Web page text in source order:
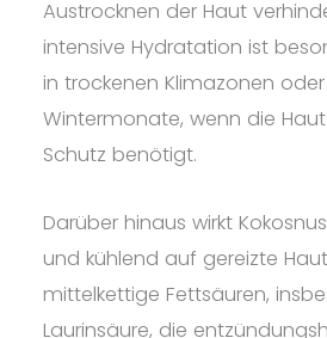
Austrocknen der Haut
intensive Hydratation ist
in trockenen Klimazonen
Wintermonate, wenn die
Schutz benötigt.
Darüber hinaus wirkt
und kühlend auf gereizte
mittelkettige Fettsäuren,
Laurinsäure, die